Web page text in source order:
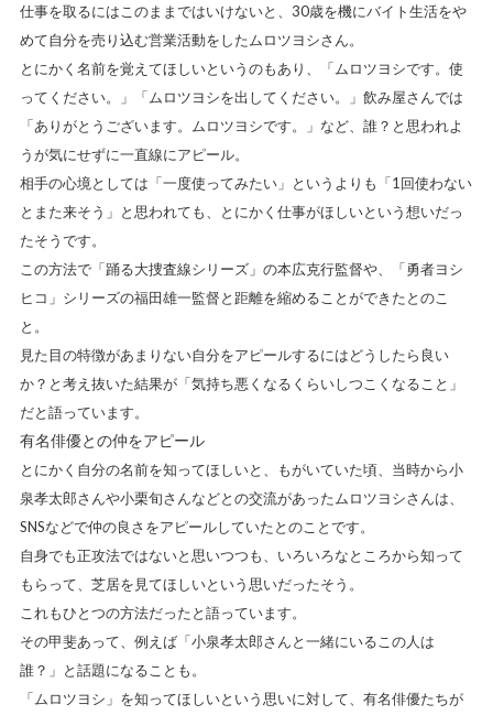
仕事を取るにはこのままではいけないと、30歳を機にバイト生活をや
めて自分を売り込む営業活動をしたムロツヨシさん。
とにかく名前を覚えてほしいというのもあり、「ムロツヨシです。使
ってください。」「ムロツヨシを出してください。」飲み屋さんでは
「ありがとうございます。ムロツヨシです。」など、誰？と思われよ
うが気にせずに一直線にアピール。
相手の心境としては「一度使ってみたい」というよりも「1回使わない
とまた来そう」と思われても、とにかく仕事がほしいという想いだっ
たそうです。
この方法で「踊る大捜査線シリーズ」の本広克行監督や、「勇者ヨシ
ヒコ」シリーズの福田雄一監督と距離を縮めることができたとのこ
と。
見た目の特徴があまりない自分をアピールするにはどうしたら良い
か？と考え抜いた結果が「気持ち悪くなるくらいしつこくなること」
だと語っています。
有名俳優との仲をアピール
とにかく自分の名前を知ってほしいと、もがいていた頃、当時から小
泉孝太郎さんや小栗旬さんなどとの交流があったムロツヨシさんは、
SNSなどで仲の良さをアピールしていたとのことです。
自身でも正攻法ではないと思いつつも、いろいろなところから知って
もらって、芝居を見てほしいという思いだったそう。
これもひとつの方法だったと語っています。
その甲斐あって、例えば「小泉孝太郎さんと一緒にいるこの人は
誰？」と話題になることも。
「ムロツヨシ」を知ってほしいという思いに対して、有名俳優たちが